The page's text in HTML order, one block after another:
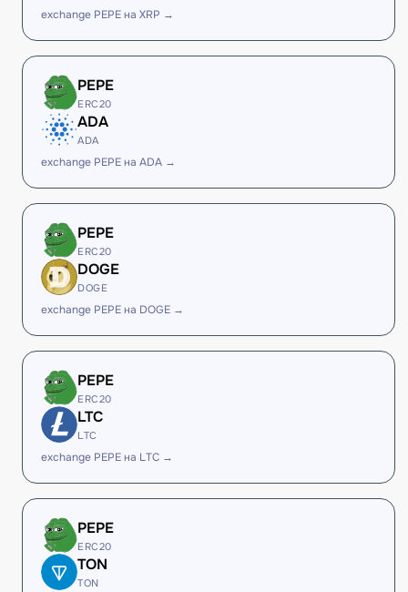
exchange PEPE на XRP →
PEPE
ERC20
ADA
ADA
exchange PEPE на ADA →
PEPE
ERC20
DOGE
DOGE
exchange PEPE на DOGE →
PEPE
ERC20
LTC
LTC
exchange PEPE на LTC →
PEPE
ERC20
TON
TON